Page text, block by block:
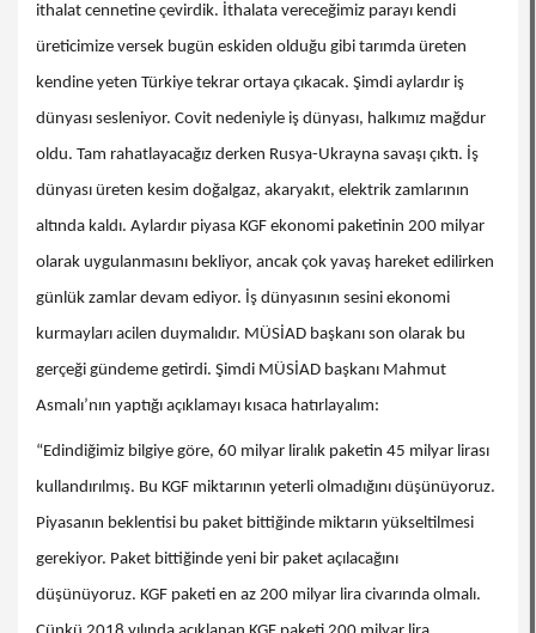
ithalat cennetine çevirdik. İthalata vereceğimiz parayı kendi
üreticimize versek bugün eskiden olduğu gibi tarımda üreten
kendine yeten Türkiye tekrar ortaya çıkacak. Şimdi aylardır iş
dünyası sesleniyor. Covit nedeniyle iş dünyası, halkımız mağdur
oldu. Tam rahatlayacağız derken Rusya-Ukrayna savaşı çıktı. İş
dünyası üreten kesim doğalgaz, akaryakıt, elektrik zamlarının
altında kaldı. Aylardır piyasa KGF ekonomi paketinin 200 milyar
olarak uygulanmasını bekliyor, ancak çok yavaş hareket edilirken
günlük zamlar devam ediyor. İş dünyasının sesini ekonomi
kurmayları acilen duymalıdır. MÜSİAD başkanı son olarak bu
gerçeği gündeme getirdi. Şimdi MÜSİAD başkanı Mahmut
Asmalı’nın yaptığı açıklamayı kısaca hatırlayalım:
“Edindiğimiz bilgiye göre, 60 milyar liralık paketin 45 milyar lirası
kullandırılmış. Bu KGF miktarının yeterli olmadığını düşünüyoruz.
Piyasanın beklentisi bu paket bittiğinde miktarın yükseltilmesi
gerekiyor. Paket bittiğinde yeni bir paket açılacağını
düşünüyoruz. KGF paketi en az 200 milyar lira civarında olmalı.